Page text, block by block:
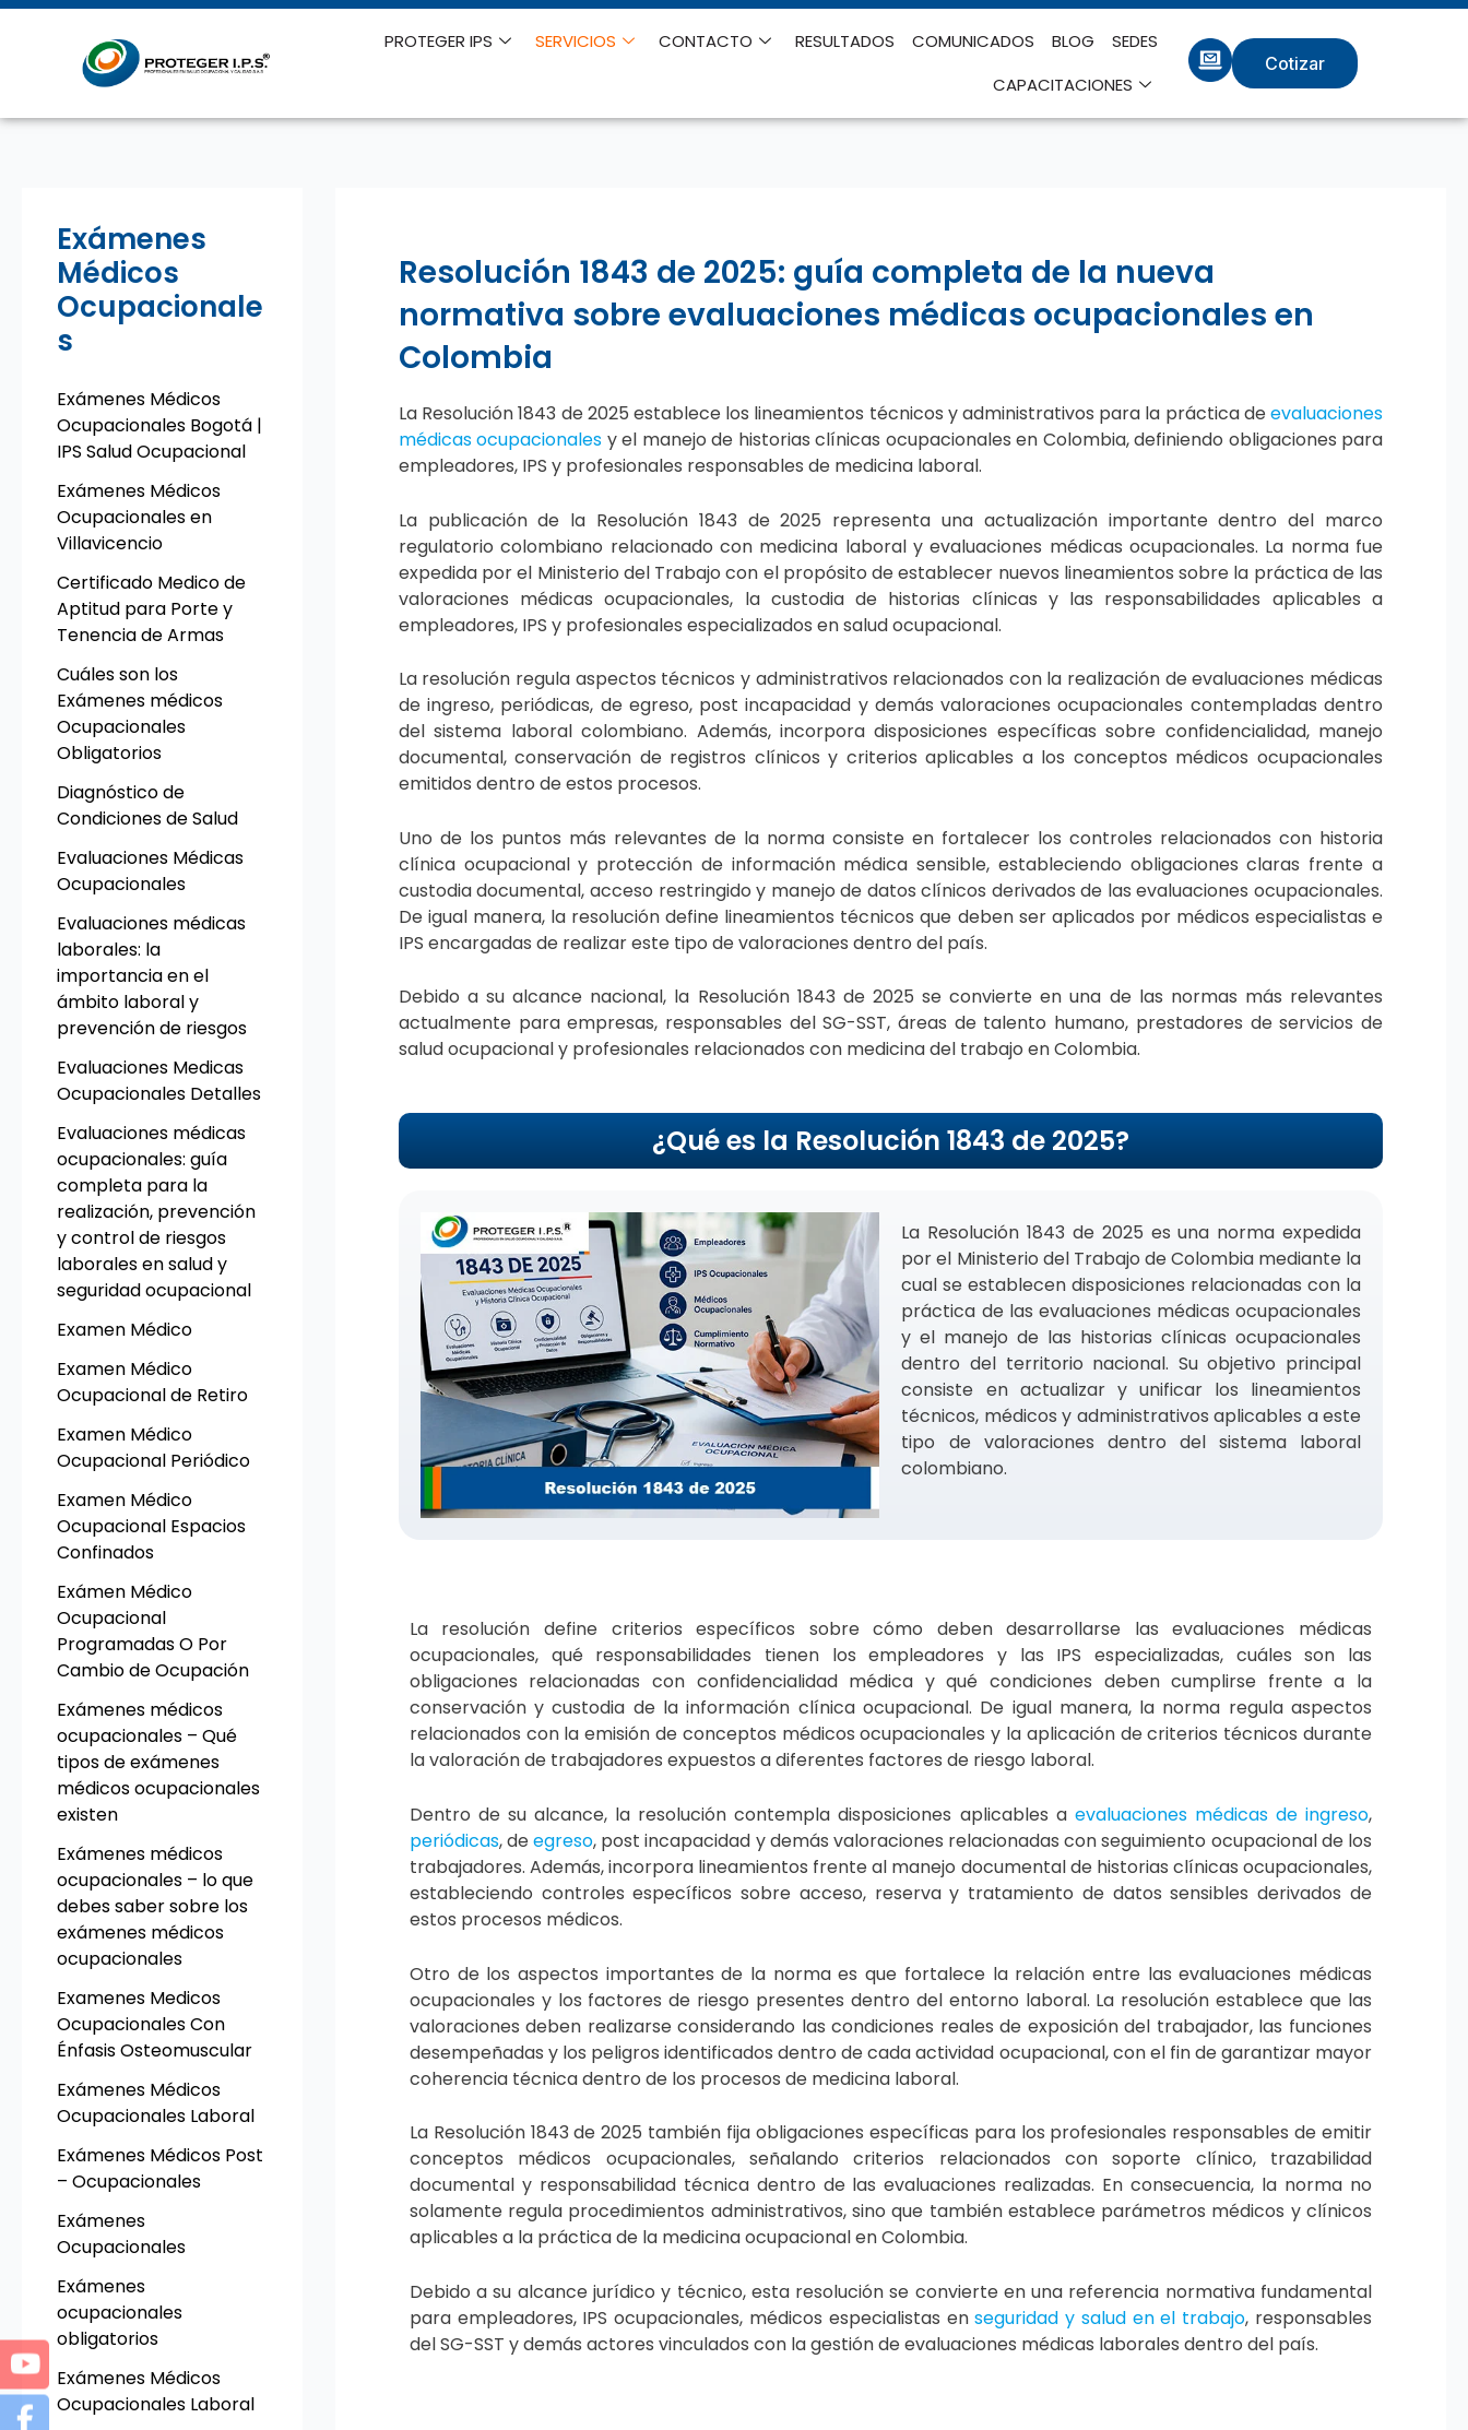
Ir
contenido
PROTEGER IPS SERVICIOS CONTACTO RESULTADOS COMUNICADOS BLOG
SEDES
CAPACITACIONES
Cotizar
Exámenes
Médicos
Ocupacionale
s
Exámenes Médicos
Ocupacionales Bogotá |
IPS Salud Ocupacional
Exámenes Médicos
Ocupacionales en
Villavicencio
Certificado Medico de
Aptitud para Porte y
Tenencia de Armas
Cuáles son los
Exámenes médicos
Ocupacionales
Obligatorios
Diagnóstico de
Condiciones de Salud
Evaluaciones Médicas
Ocupacionales
Evaluaciones médicas
laborales: la
importancia en el
ámbito laboral y
prevención de riesgos
Evaluaciones Medicas
Ocupacionales Detalles
Evaluaciones médicas
ocupacionales: guía
completa para la
realización, prevención
y control de riesgos
laborales en salud y
seguridad ocupacional
Examen Médico
Examen Médico
Ocupacional de Retiro
Examen Médico
Ocupacional Periódico
Examen Médico
Ocupacional Espacios
Confinados
Exámen Médico
Ocupacional
Programadas O Por
Cambio de Ocupación
Exámenes médicos
ocupacionales – Qué
tipos de exámenes
médicos ocupacionales
existen
Exámenes médicos
ocupacionales – lo que
debes saber sobre los
exámenes médicos
ocupacionales
Examenes Medicos
Ocupacionales Con
Énfasis Osteomuscular
Exámenes Médicos
Ocupacionales Laboral
Exámenes Médicos Post
– Ocupacionales
Exámenes
Ocupacionales
Exámenes
ocupacionales
obligatorios
Exámenes Médicos
Ocupacionales Laboral
Resolución 1843 de 2025: guía completa de la nueva
normativa sobre evaluaciones médicas ocupacionales en
Colombia
La Resolución 1843 de 2025 establece los lineamientos técnicos y administrativos para la práctica deevaluaciones
médicas ocupacionales y el manejo de historias clínicas ocupacionales en Colombia, definiendo obligaciones para
empleadores, IPS y profesionales responsables de medicina laboral.
La publicación de la Resolución 1843 de 2025 representa una actualización importante dentro del marco
regulatorio colombiano relacionado con medicina laboral y evaluaciones médicas ocupacionales. La norma fue
expedida por el Ministerio del Trabajo con el propósito de establecer nuevos lineamientos sobre la práctica de las
valoraciones médicas ocupacionales, la custodia de historias clínicas y las responsabilidades aplicables a
empleadores, IPS y profesionales especializados en salud ocupacional.
La resolución regula aspectos técnicos y administrativos relacionados con la realización de evaluaciones médicas
de ingreso, periódicas, de egreso, post incapacidad y demás valoraciones ocupacionales contempladas dentro
del sistema laboral colombiano. Además, incorpora disposiciones específicas sobre confidencialidad, manejo
documental, conservación de registros clínicos y criterios aplicables a los conceptos médicos ocupacionales
emitidos dentro de estos procesos.
Uno de los puntos más relevantes de la norma consiste en fortalecer los controles relacionados con historia
clínica ocupacional y protección de información médica sensible, estableciendo obligaciones claras frente a
custodia documental, acceso restringido y manejo de datos clínicos derivados de las evaluaciones ocupacionales.
De igual manera, la resolución define lineamientos técnicos que deben ser aplicados por médicos especialistas e
IPS encargadas de realizar este tipo de valoraciones dentro del país.
Debido a su alcance nacional, la Resolución 1843 de 2025 se convierte en una de las normas más relevantes
actualmente para empresas, responsables del SG-SST, áreas de talento humano, prestadores de servicios de
salud ocupacional y profesionales relacionados con medicina del trabajo en Colombia.
¿Qué es la Resolución 1843 de 2025?
La Resolución 1843 de 2025 es una norma expedida
por el Ministerio del Trabajo de Colombia mediante la
cual se establecen disposiciones relacionadas con la
práctica de las evaluaciones médicas ocupacionales
y el manejo de las historias clínicas ocupacionales
dentro del territorio nacional. Su objetivo principal
consiste en actualizar y unificar los lineamientos
técnicos, médicos y administrativos aplicables a este
tipo de valoraciones dentro del sistema laboral
colombiano.
La resolución define criterios específicos sobre cómo deben desarrollarse las evaluaciones médicas
ocupacionales, qué responsabilidades tienen los empleadores y las IPS especializadas, cuáles son las
obligaciones relacionadas con confidencialidad médica y qué condiciones deben cumplirse frente a la
conservación y custodia de la información clínica ocupacional. De igual manera, la norma regula aspectos
relacionados con la emisión de conceptos médicos ocupacionales y la aplicación de criterios técnicos durante
la valoración de trabajadores expuestos a diferentes factores de riesgo laboral.
Dentro de su alcance, la resolución contempla disposiciones aplicables a evaluaciones médicas de ingreso,
periódicas, deegreso, post incapacidad y demás valoraciones relacionadas con seguimiento ocupacional de los
trabajadores. Además, incorpora lineamientos frente al manejo documental de historias clínicas ocupacionales,
estableciendo controles específicos sobre acceso, reserva y tratamiento de datos sensibles derivados de
estos procesos médicos.
Otro de los aspectos importantes de la norma es que fortalece la relación entre las evaluaciones médicas
ocupacionales y los factores de riesgo presentes dentro del entorno laboral. La resolución establece que las
valoraciones deben realizarse considerando las condiciones reales de exposición del trabajador, las funciones
desempeñadas y los peligros identificados dentro de cada actividad ocupacional, con el fin de garantizar mayor
coherencia técnica dentro de los procesos de medicina laboral.
La Resolución 1843 de 2025 también fija obligaciones específicas para los profesionales responsables de emitir
conceptos médicos ocupacionales, señalando criterios relacionados con soporte clínico, trazabilidad
documental y responsabilidad técnica dentro de las evaluaciones realizadas. En consecuencia, la norma no
solamente regula procedimientos administrativos, sino que también establece parámetros médicos y clínicos
aplicables a la práctica de la medicina ocupacional en Colombia.
Debido a su alcance jurídico y técnico, esta resolución se convierte en una referencia normativa fundamental
para empleadores, IPS ocupacionales, médicos especialistas enseguridad y salud en el trabajo, responsables
del SG-SST y demás actores vinculados con la gestión de evaluaciones médicas laborales dentro del país.